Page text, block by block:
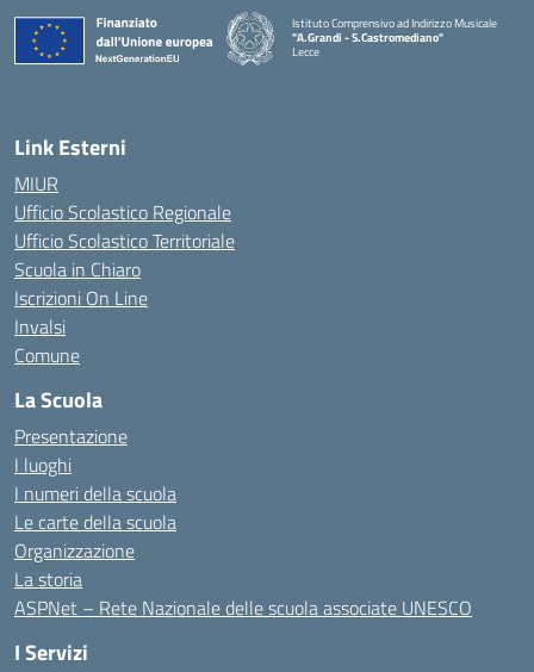
Istituto Comprensivo ad Indirizzo Musicale
"A.Grandi - S.Castromediano"
Lecce
Link Esterni
MIUR
Ufficio Scolastico Regionale
Ufficio Scolastico Territoriale
Scuola in Chiaro
Iscrizioni On Line
Invalsi
Comune
La Scuola
Presentazione
I luoghi
I numeri della scuola
Le carte della scuola
Organizzazione
La storia
ASPNet – Rete Nazionale delle scuola associate UNESCO
I Servizi